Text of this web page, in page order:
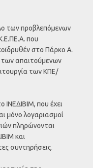
των προβλεπόμενων
που
στο Πάρκο Α.
των απαιτούμενων
των ΚΠΕ/
που έχει
μόνο λογαριασμοί
πληρώνονται
και
συντηρήσεις.